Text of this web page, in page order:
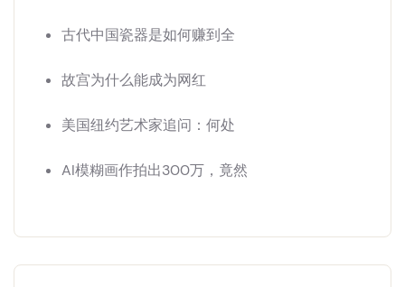
古代中国瓷器是如何赚到全
故宫为什么能成为网红
美国纽约艺术家追问：何处
AI模糊画作拍出300万，竟然